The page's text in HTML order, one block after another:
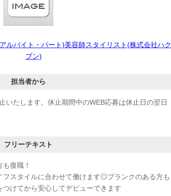
ルバイト・パート)美容師スタイリスト(株式会社ハク
ブン)
担当者から
たします。休止期間中のWEB応募は休止日の翌日
フリーテキスト
復職！
フスタイルに合わせて働けます◎ブランクのある方も
けてから安心してデビューできます